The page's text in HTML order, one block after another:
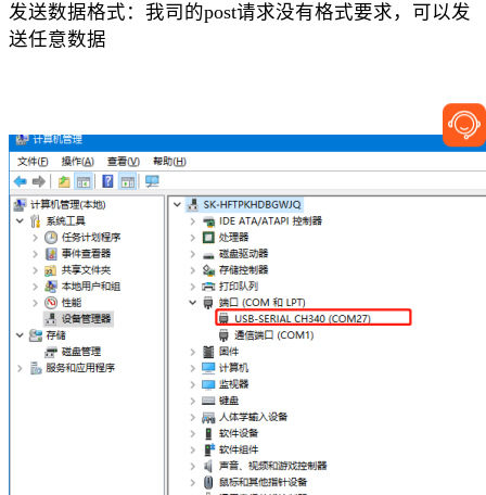
发送数据格式：我司的post请求没有格式要求，可以发
送任意数据